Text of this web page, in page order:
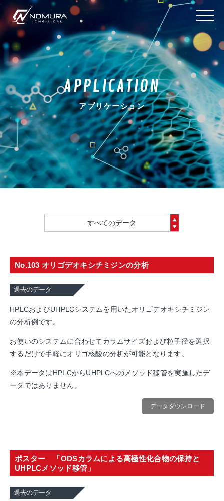
APPLICATION
アプリケーション
No.103 オリゴデオキシチミジンの分析
過去のデータ
HPLCおよびUHPLCシステムを用いたオリゴデオキシチミジン
の分析例です。
お使いのシステムに合わせてカラムサイズおよび粒子径を選択
するだけで手軽にオリゴ核酸の分析が可能となります。
※本データはHPLCからUHPLCへのメソッド移管を実施したデ
ータではありません。
データダウンロード
ポスター 「ODSカラムによる高極性化合物の保持と
UHPLCメソッド移管」
過去のデータ